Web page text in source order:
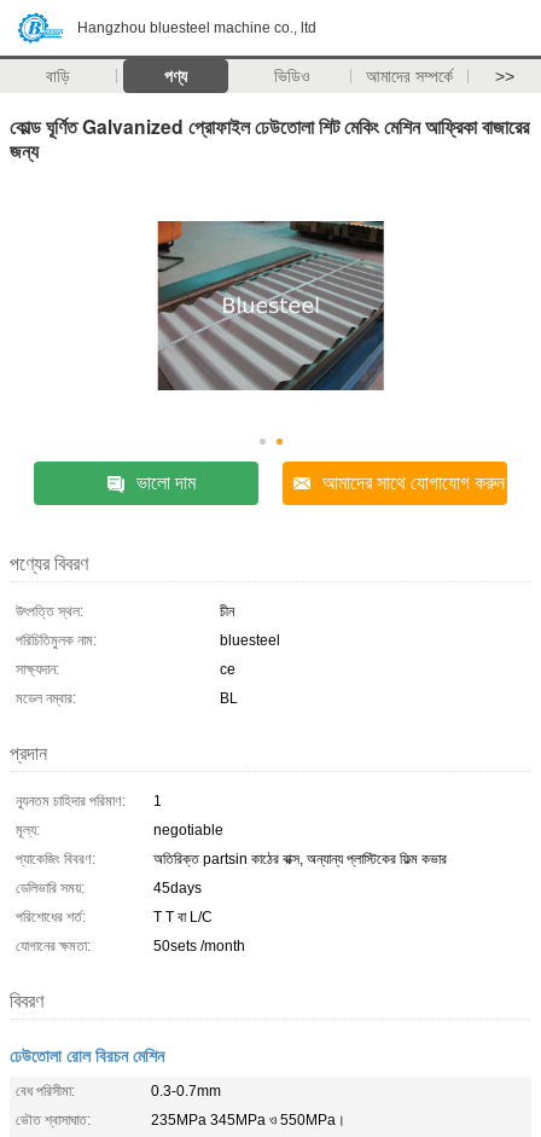
Hangzhou bluesteel machine co., ltd
বাড়ি পণ্য ভিডিও আমাদের সম্পর্কে >>
কোল্ড ঘূর্ণিত Galvanized প্রোফাইল ঢেউতোলা শিট মেকিং মেশিন আফ্রিকা বাজারের
জন্য
ভালো দাম আমাদের সাথে যোগাযোগ করুন
পণ্যের বিবরণ
উৎপত্তি স্থল:
চীন
পরিচিতিমুলক নাম:
bluesteel
সাক্ষ্যদান:
ce
মডেল নম্বার:
BL
প্রদান
ন্যূনতম চাহিদার পরিমাণ:
1
মূল্য:
negotiable
প্যাকেজিং বিবরণ:
অতিরিক্ত partsin কাঠের বাক্স, অন্যান্য প্লাস্টিকের ফিল্ম কভার
ডেলিভারি সময়:
45days
পরিশোধের শর্ত:
T T বা L/C
যোগানের ক্ষমতা:
50sets /month
বিবরণ
ঢেউতোলা রোল বিরচন মেশিন
বেধ পরিসীমা:
0.3-0.7mm
ভৌত শ্বাসাঘাত:
235MPa 345MPa ও 550MPa।